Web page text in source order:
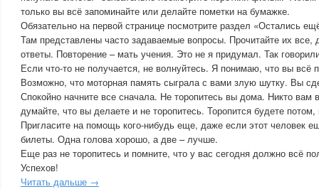
только вы всё запоминайте или делайте пометки на бумажке.
Обязательно на первой странице посмотрите раздел «Остались
Там представлены часто задаваемые вопросы. Прочитайте их все,
ответы. Повторение – мать учения. Это не я придумал. Так
Если что-то не получается, не волнуйтесь. Я понимаю, что вы всё
Возможно, что моторная память сыграла с вами злую шутку. Вы
Спокойно начните все сначала. Не торопитесь вы дома. Никто
думайте, что вы делаете и не торопитесь. Торопится будете потом,
Пригласите на помощь кого-нибудь еще, даже если этот человек
билеты. Одна голова хорошо, а две – лучше.
Еще раз не торопитесь и помните, что у вас сегодня должно всё
Успехов!
Читать дальше →